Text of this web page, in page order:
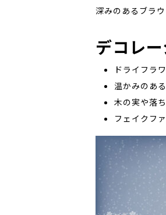
深みのあるブラ
デコレ
ドライフラ
温かみのあ
木の実や落
フェイクフ